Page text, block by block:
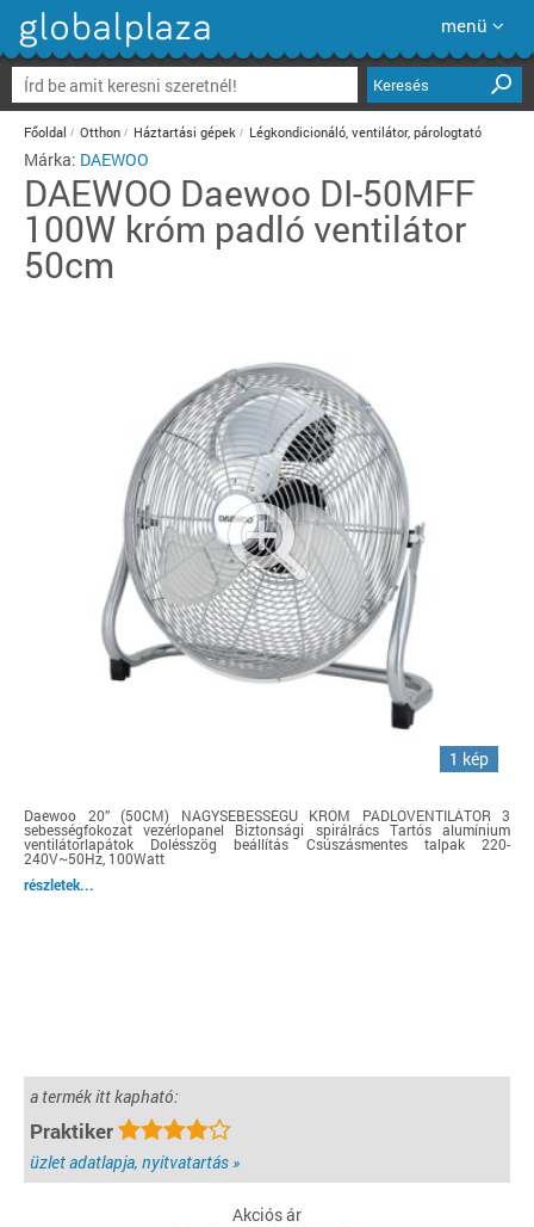
menü
Keresés
Főoldal Otthon Háztartási gépek Légkondicionáló, ventilátor, párologtató
Márka: DAEWOO
DAEWOO Daewoo DI-50MFF
100W króm padló ventilátor
50cm
1 kép
Daewoo 20” (50CM) NAGYSEBESSÉGU KRÓM PADLÓVENTILÁTOR 3
sebességfokozat vezérlopanel Biztonsági spirálrács Tartós alumínium
ventilátorlapátok Dolésszög beállítás Csúszásmentes talpak 220-
240V~50Hz, 100Watt
részletek...
a termék itt kapható:
Praktiker
üzlet adatlapja, nyitvatartás »
Akciós ár